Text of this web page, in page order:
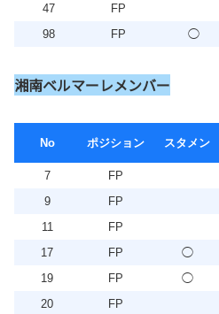
47 FP
98
FP ◯
湘南ベルマーレメンバー
No ポジション スタメン
7 FP
9
FP
11
FP
17
FP ◯
19
FP ◯
20
FP